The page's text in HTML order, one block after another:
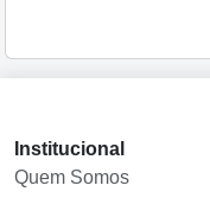
Institucional
Quem Somos